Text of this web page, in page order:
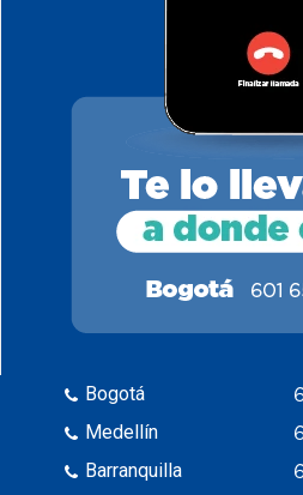
Bogotá
Medellín
Barranquilla